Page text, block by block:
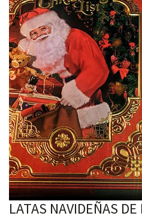
LATAS NAVIDEÑAS